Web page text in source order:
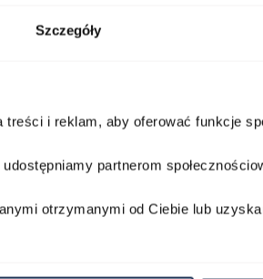
Szczegóły
i reklam, aby oferować funkcje
partnerom
otrzymanymi od Ciebie lub
pominąć karuzelę lub przejść